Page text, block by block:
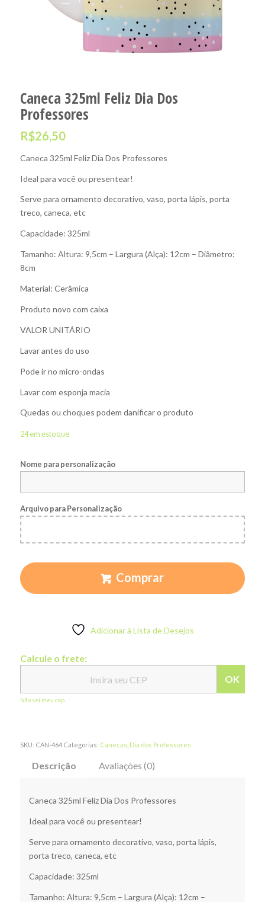
Caneca 325ml Feliz Dia Dos
Professores
R$26,50
Caneca 325ml Feliz Dia Dos Professores
Ideal para você ou presentear!
Serve para ornamento decorativo, vaso, porta lápis, porta
treco, caneca, etc
Capacidade: 325ml
Tamanho: Altura: 9,5cm – Largura (Alça): 12cm – Diâmetro:
8cm
Material: Cerâmica
Produto novo com caixa
VALOR UNITÁRIO
Lavar antes do uso
Pode ir no micro-ondas
Lavar com esponja macia
Quedas ou choques podem danificar o produto
24 em estoque
Nome para personalização
Arquivo para Personalização
Comprar
Adicionar à Lista de Desejos
Calcule o frete:
OK
Não sei meu cep
SKU: CAN-464 Categorias: Canecas Dia dos Professores
Descrição Avaliações (0)
Caneca 325ml Feliz Dia Dos Professores
Ideal para você ou presentear!
Serve para ornamento decorativo, vaso, porta lápis,
porta treco, caneca, etc
Capacidade: 325ml
Tamanho: Altura: 9,5cm – Largura (Alça): 12cm –